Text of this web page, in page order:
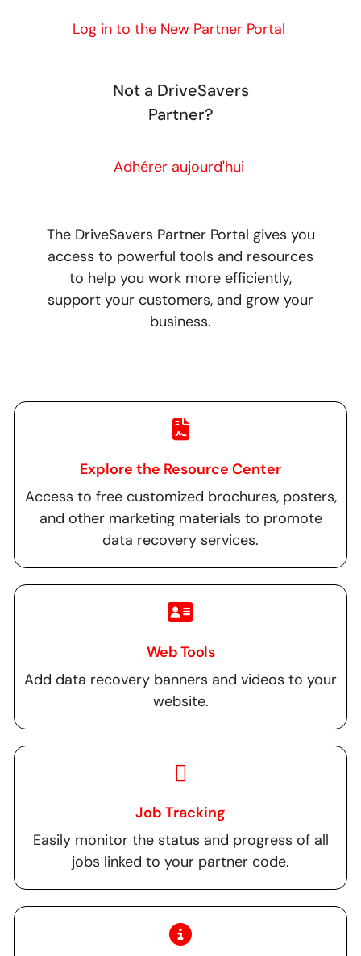
Log in to the New Partner Portal
Not a DriveSavers
Partner?
Adhérer aujourd'hui
The DriveSavers Partner Portal gives you
access to powerful tools and resources
to help you work more efficiently,
support your customers, and grow your
business.
Explore the Resource Center
Access to free customized brochures, posters,
and other marketing materials to promote
data recovery services.
Web Tools
Add data recovery banners and videos to your
website.
Job Tracking
Easily monitor the status and progress of all
jobs linked to your partner code.